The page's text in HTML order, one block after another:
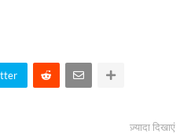
ज़्यादा दिखाएं